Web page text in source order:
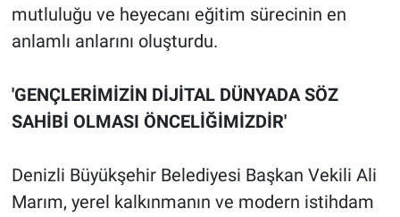
mutluluğu ve heyecanı eğitim sürecinin en
anlamlı anlarını oluşturdu.
'GENÇLERİMİZİN DİJİTAL DÜNYADA SÖZ
SAHİBİ OLMASI ÖNCELİĞİMİZDİR'
Denizli Büyükşehir Belediyesi Başkan Vekili Ali
Marım, yerel kalkınmanın ve modern istihdam